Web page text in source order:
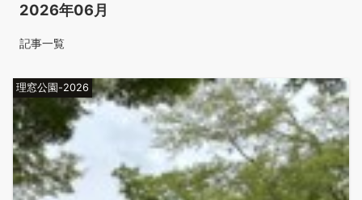
2026年06月
記事一覧
理窓公園-2026